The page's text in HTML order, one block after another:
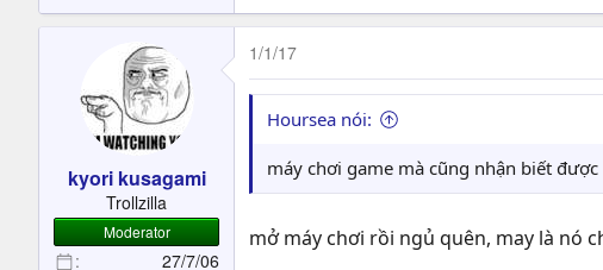
kyori kusagami
Trollzilla
Moderator
27/7/06
1/1/17
Hoursea nói:
máy chơi game mà cũng nhận biết
mở máy chơi rồi ngủ quên, may là nó